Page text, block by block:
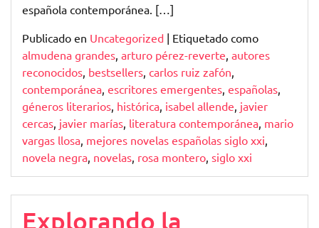
XXI
española contemporánea. […]
Publicado en Uncategorized | Etiquetado como
almudena grandes arturo pérez-reverte autores
reconocidos bestsellers carlos ruiz zafón
contemporánea escritores emergentes españolas
géneros literarios histórica isabel allende javier
cercas javier marías literatura contemporánea mario
vargas llosa mejores novelas españolas siglo xxi
novela negra novelas rosa montero siglo xxi
Explorando la